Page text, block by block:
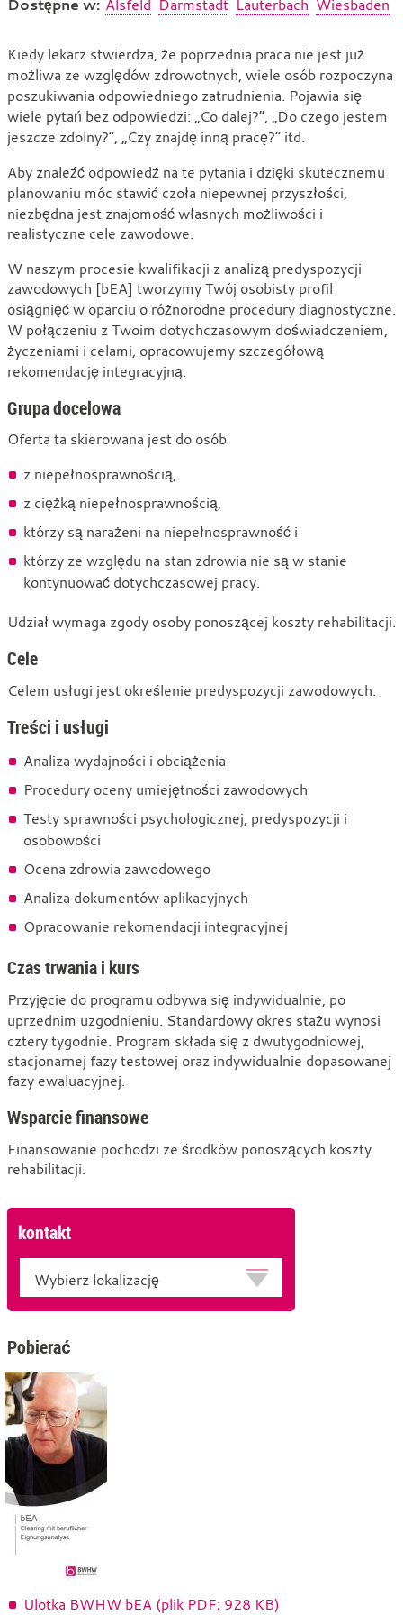
Dostępne w: Alsfeld Darmstadt Lauterbach Wiesbaden
Analiza
predyspozycji
zawodowych
Kiedy lekarz stwierdza, że poprzednia praca nie jest już
możliwa ze względów zdrowotnych, wiele osób rozpoczyna
poszukiwania odpowiedniego zatrudnienia. Pojawia się
wiele pytań bez odpowiedzi: „Co dalej?”, „Do czego jestem
jeszcze zdolny?”, „Czy znajdę inną pracę?” itd.
Aby znaleźć odpowiedź na te pytania i dzięki skutecznemu
planowaniu móc stawić czoła niepewnej przyszłości,
niezbędna jest znajomość własnych możliwości i
realistyczne cele zawodowe.
W naszym procesie kwalifikacji z analizą predyspozycji
zawodowych [bEA] tworzymy Twój osobisty profil
osiągnięć w oparciu o różnorodne procedury diagnostyczne.
W połączeniu z Twoim dotychczasowym doświadczeniem,
życzeniami i celami, opracowujemy szczegółową
rekomendację integracyjną.
Grupa docelowa
Oferta ta skierowana jest do osób
z niepełnosprawnością,
z ciężką niepełnosprawnością,
którzy są narażeni na niepełnosprawność i
którzy ze względu na stan zdrowia nie są w stanie
kontynuować dotychczasowej pracy.
Udział wymaga zgody osoby ponoszącej koszty rehabilitacji.
Cele
Celem usługi jest określenie predyspozycji zawodowych.
Treści i usługi
Analiza wydajności i obciążenia
Procedury oceny umiejętności zawodowych
Testy sprawności psychologicznej, predyspozycji i
osobowości
Ocena zdrowia zawodowego
Analiza dokumentów aplikacyjnych
Opracowanie rekomendacji integracyjnej
Czas trwania i kurs
Przyjęcie do programu odbywa się indywidualnie, po
uprzednim uzgodnieniu. Standardowy okres stażu wynosi
cztery tygodnie. Program składa się z dwutygodniowej,
stacjonarnej fazy testowej oraz indywidualnie dopasowanej
fazy ewaluacyjnej.
Wsparcie finansowe
Finansowanie pochodzi ze środków ponoszących koszty
rehabilitacji.
kontakt
Pobierać
Ulotka BWHW bEA (plik PDF; 928 KB)